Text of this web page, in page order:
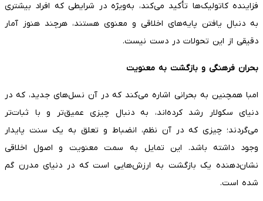
فزاینده کاتولیک‌ها تأکید می‌کند، به‌ویژه در شرایطی که افراد بیشتری
به دنبال یافتن پایه‌های اخلاقی و معنوی هستند، هرچند هنوز آمار
دقیقی از این تحولات در دست نیست.
بحران فرهنگی و بازگشت به معنویت
امبا همچنین به بحرانی اشاره می‌کند که در آن نسل‌های جدید، که در
دنیای سکولار رشد کرده‌اند، به دنبال چیزی عمیق‌تر و با ثبات‌تر
می‌گردند؛ چیزی که در آن نظم، انضباط و تعلق به یک سنت پایدار
وجود داشته باشد. این تمایل به سمت معنویت و اصول اخلاقی
نشان‌دهنده یک بازگشت به ارزش‌هایی است که در دنیای مدرن گم
شده است.